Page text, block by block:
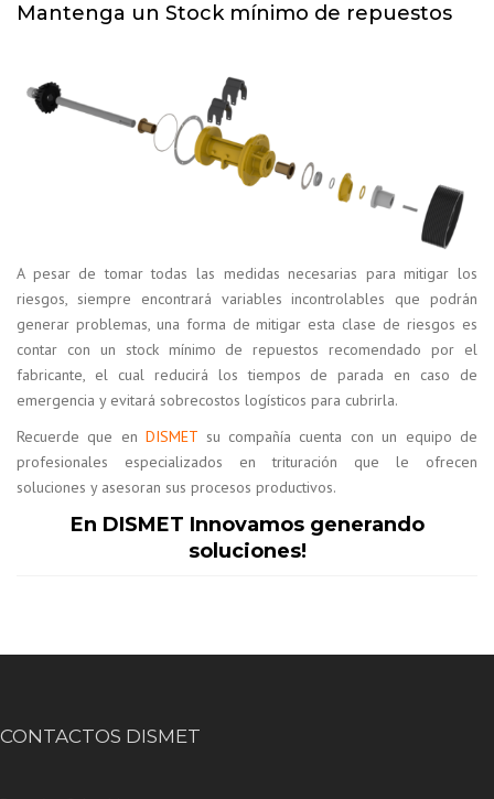
Mantenga un Stock mínimo de repuestos
A pesar de tomar todas las medidas necesarias para mitigar los
riesgos, siempre encontrará variables incontrolables que podrán
generar problemas, una forma de mitigar esta clase de riesgos es
contar con un stock mínimo de repuestos recomendado por el
fabricante, el cual reducirá los tiempos de parada en caso de
emergencia y evitará sobrecostos logísticos para cubrirla.
Recuerde que enDISMET su compañía cuenta con un equipo de
profesionales especializados en trituración que le ofrecen
soluciones y asesoran sus procesos productivos.
En DISMET Innovamos generando
soluciones!
CONTACTOS DISMET